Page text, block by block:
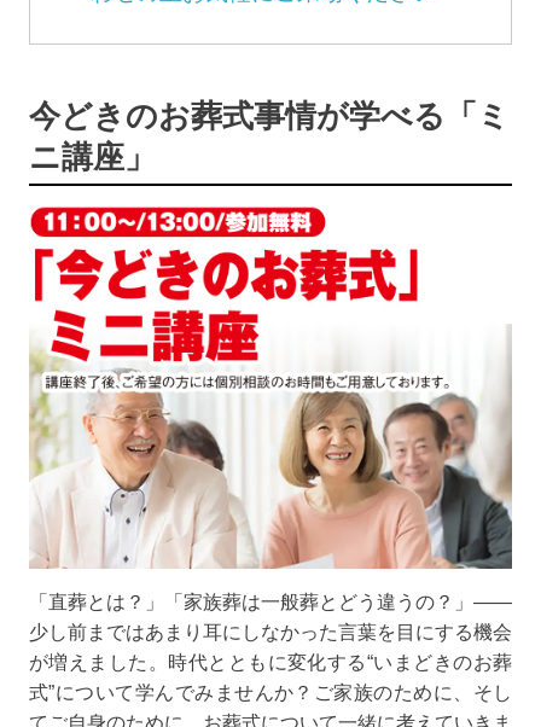
今どきのお葬式事情が学べる「ミ
ニ講座」
「直葬とは？」「家族葬は一般葬とどう違うの？」――
少し前まではあまり耳にしなかった言葉を目にする機会
が増えました。時代とともに変化する“いまどきのお葬
式”について学んでみませんか？ご家族のために、そし
てご自身のために、お葬式について一緒に考えていきま